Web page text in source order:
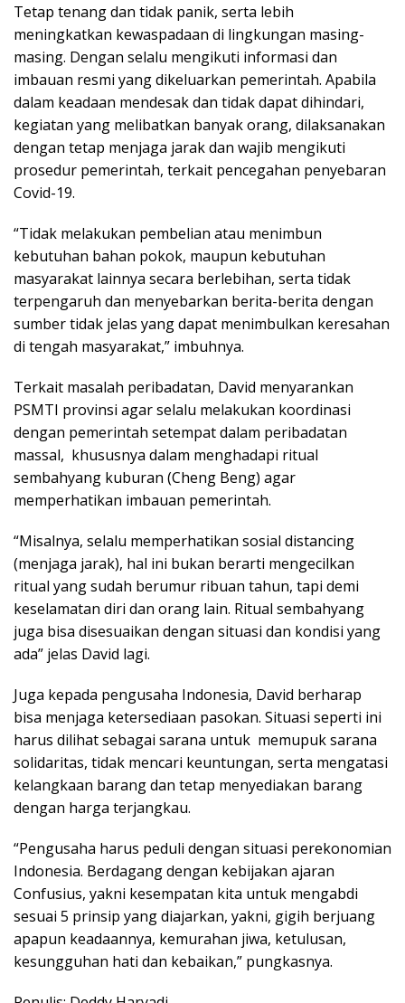
Tetap tenang dan tidak panik, serta lebih
meningkatkan kewaspadaan di lingkungan masing-
masing. Dengan selalu mengikuti informasi dan
imbauan resmi yang dikeluarkan pemerintah. Apabila
dalam keadaan mendesak dan tidak dapat dihindari,
kegiatan yang melibatkan banyak orang, dilaksanakan
dengan tetap menjaga jarak dan wajib mengikuti
prosedur pemerintah, terkait pencegahan penyebaran
Covid-19.
“Tidak melakukan pembelian atau menimbun
kebutuhan bahan pokok, maupun kebutuhan
masyarakat lainnya secara berlebihan, serta tidak
terpengaruh dan menyebarkan berita-berita dengan
sumber tidak jelas yang dapat menimbulkan keresahan
di tengah masyarakat,” imbuhnya.
Terkait masalah peribadatan, David menyarankan
PSMTI provinsi agar selalu melakukan koordinasi
dengan pemerintah setempat dalam peribadatan
massal, khususnya dalam menghadapi ritual
sembahyang kuburan (Cheng Beng) agar
memperhatikan imbauan pemerintah.
“Misalnya, selalu memperhatikan sosial distancing
(menjaga jarak), hal ini bukan berarti mengecilkan
ritual yang sudah berumur ribuan tahun, tapi demi
keselamatan diri dan orang lain. Ritual sembahyang
juga bisa disesuaikan dengan situasi dan kondisi yang
ada” jelas David lagi.
Juga kepada pengusaha Indonesia, David berharap
bisa menjaga ketersediaan pasokan. Situasi seperti ini
harus dilihat sebagai sarana untuk memupuk sarana
solidaritas, tidak mencari keuntungan, serta mengatasi
kelangkaan barang dan tetap menyediakan barang
dengan harga terjangkau.
“Pengusaha harus peduli dengan situasi perekonomian
Indonesia. Berdagang dengan kebijakan ajaran
Confusius, yakni kesempatan kita untuk mengabdi
sesuai 5 prinsip yang diajarkan, yakni, gigih berjuang
apapun keadaannya, kemurahan jiwa, ketulusan,
kesungguhan hati dan kebaikan,” pungkasnya.